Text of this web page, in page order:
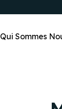
Qui Sommes